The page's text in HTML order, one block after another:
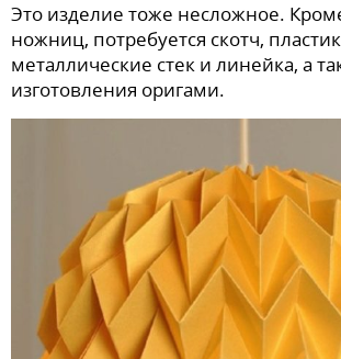
Это изделие тоже несложное.
ножниц, потребуется скотч,
металлические стек и линейка, а
изготовления оригами.